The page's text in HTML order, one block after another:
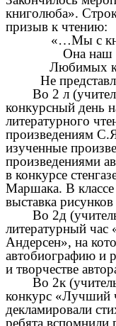
книголюба».
призыв к чтению:
«…Мы с
Она наш
Любимых
Не
Во 2 л
конкурсный день
литературного
произведениям
изученные
произведениями
в конкурсе
Маршака. В
выставка рисунков
Во 2д
литературный час
Андерсен», на
автобиографию и
и творчестве
Во 2к
конкурс «Лучший
декламировали
ребята